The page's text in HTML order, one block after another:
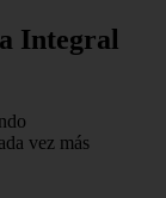
Integral
vez más